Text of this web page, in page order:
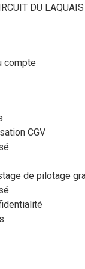
DU LAQUAIS
compte
CGV
de pilotage